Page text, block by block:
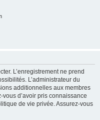
L’enregistrement ne prend
L’administrateur du
additionnelles aux membres
d’avoir pris connaissance
de vie privée. Assurez-vous